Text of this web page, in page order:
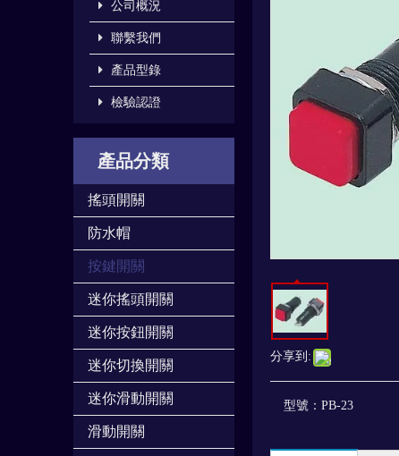
公司概況
聯繫我們
產品型錄
檢驗認證
產品分類
搖頭開關
防水帽
按鍵開關
迷你搖頭開關
迷你按鈕開關
迷你切換開關
迷你滑動開關
滑動開關
分享到:
型號： PB-23